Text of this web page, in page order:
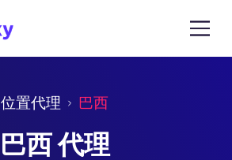
位置代理 巴西
巴西 代理